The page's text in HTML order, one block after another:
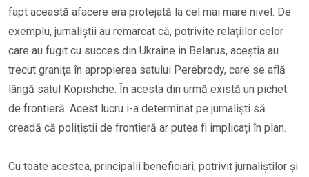
fapt această afacere era protejată la cel mai mare nivel. De
exemplu, jurnaliștii au remarcat că, potrivite relațiilor celor
care au fugit cu succes din Ukraine in Belarus, aceștia au
trecut granița în apropierea satului Perebrody, care se află
lângă satul Kopishche. În acesta din urmă există un pichet
de frontieră. Acest lucru i-a determinat pe jurnaliști să
creadă că polițiștii de frontieră ar putea fi implicați în plan.
Cu toate acestea, principalii beneficiari, potrivit jurnaliștilor și